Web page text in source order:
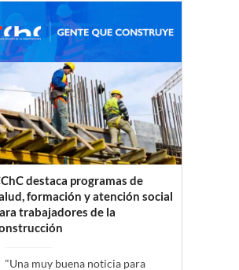
destaca programas de
formación y atención social
trabajadores de la
"Una muy buena noticia para